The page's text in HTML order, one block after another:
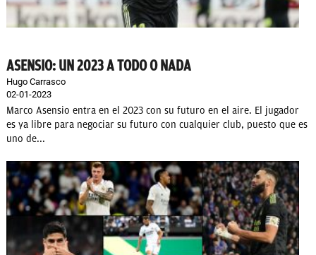
ASENSIO: UN 2023 A TODO O NADA
Hugo Carrasco
02-01-2023
Marco Asensio entra en el 2023 con su futuro en el aire. El jugador
es ya libre para negociar su futuro con cualquier club, puesto que es
uno de...